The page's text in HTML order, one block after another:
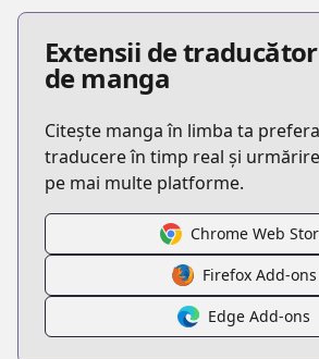
Extensii de
de manga
Citește manga în limba ta
traducere în timp real și
pe mai multe platforme.
Chrome Web
Firefox Add-ons
Edge Add-ons